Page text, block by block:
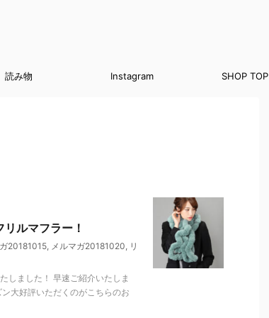
読み物 Instagram SHOP TOP
ルマフラー！
20181015, メルマガ20181020, リ
しました！ 早速ご紹介いたしま
好評いただくのがこちらのお